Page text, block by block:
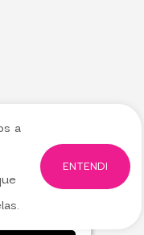
analisar
analisar
a
ENTENDI